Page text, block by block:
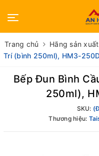
Trang chủ Hãng sản xuất
Trí (bình 250ml), HM3-
Bếp Đun Bình
250ml),
SKU:
Thương hiệu: